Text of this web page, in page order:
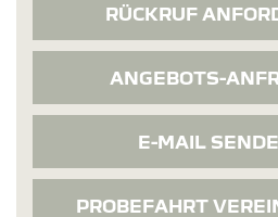
RÜCKRUF
ANGEBOTS-
E-MAIL
PROBEFAHRT